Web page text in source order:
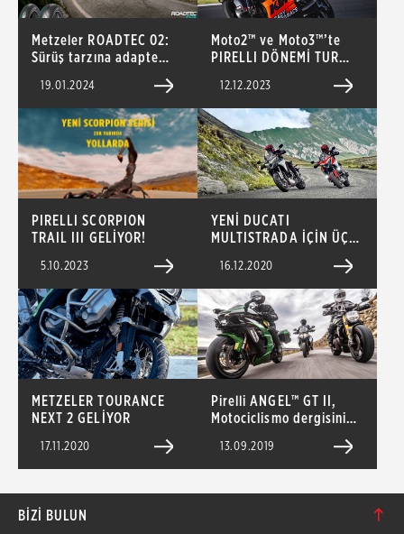
Metzeler ROADTEC 02:
Sürüş tarzına adapte
tek bir lastikte iki lastik
19.01.2024
Moto2™ ve Moto3™’te
PIRELLI DÖNEMİ TUR
ZAMANI REKORLARI İLE
BAŞLADI
12.12.2023
PIRELLI SCORPION
TRAIL III GELİYOR!
5.10.2023
YENİ DUCATI
MULTISTRADA İÇİN ÜÇ
16.12.2020
METZELER TOURANCE
NEXT 2 GELİYOR
17.11.2020
Pirelli ANGEL™ GT II,
Motociclismo dergisinin
Touring lastik testini
birinci tamamladı
13.09.2019
BIZI BULUN